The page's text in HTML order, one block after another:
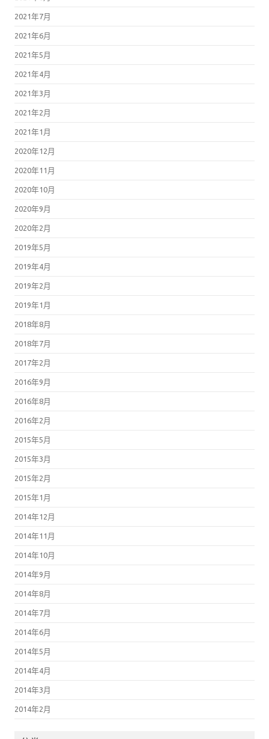
2021年7月
2021年6月
2021年5月
2021年4月
2021年3月
2021年2月
2021年1月
2020年12月
2020年11月
2020年10月
2020年9月
2020年2月
2019年5月
2019年4月
2019年2月
2019年1月
2018年8月
2018年7月
2017年2月
2016年9月
2016年8月
2016年2月
2015年5月
2015年3月
2015年2月
2015年1月
2014年12月
2014年11月
2014年10月
2014年9月
2014年8月
2014年7月
2014年6月
2014年5月
2014年4月
2014年3月
2014年2月